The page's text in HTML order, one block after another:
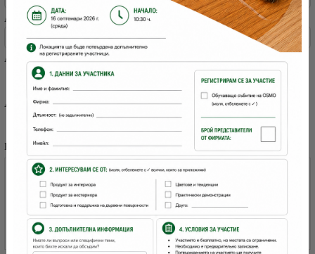
Адрес 2:
Аз съм:
Частно лице
Фирма
Адрес за доставка
Адресът за плащане е същият като за доставка
Код за сигурност: